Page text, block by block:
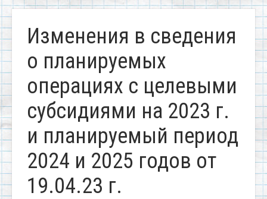
Изменения в сведения
о планируемых
операциях с целевыми
субсидиями на 2023 г.
и планируемый период
2024 и 2025 годов от
19.04.23 г.